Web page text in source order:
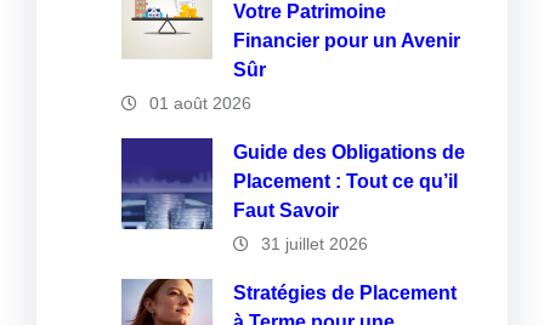
Votre Patrimoine
Financier pour un Avenir
Sûr
01 août 2026
Guide des Obligations de
Placement : Tout ce qu’il
Faut Savoir
31 juillet 2026
Stratégies de Placement